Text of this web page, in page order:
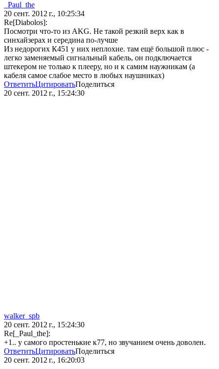
_Paul_the
20 сент. 2012 г., 10:25:34
Re[Diabolos]:
Посмотри что-то из AKG. Не такой резкий верх как в
синхайзерах и середина по-лучше
Из недорогих К451 у них неплохие. там ещё большой плюс -
легко заменяемый сигнальный кабель, он подключается
штекером не только к плееру, но и к самим наужникам (а
кабеля самое слабое место в любых наушниках)
ОтветитьЦитироватьПоделиться
20 сент. 2012 г., 15:24:30
walker_spb
20 сент. 2012 г., 15:24:30
Re[_Paul_the]:
+1.. у самого простенькие к77, но звучанием очень доволен.
ОтветитьЦитироватьПоделиться
20 сент. 2012 г., 16:20:03